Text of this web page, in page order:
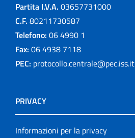
Partita I.V.A. 03657731000
C.F. 80211730587
Telefono: 06 4990 1
Fax: 06 4938 7118
PEC: protocollo.centrale@pec.iss.it
PRIVACY
Informazioni per la privacy